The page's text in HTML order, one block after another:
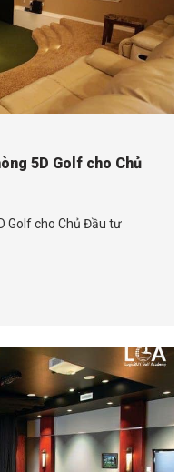
5D Golf cho Chủ
Golf cho Chủ Đầu tư